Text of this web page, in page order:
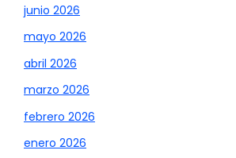
junio 2026
mayo 2026
abril 2026
marzo 2026
febrero 2026
enero 2026